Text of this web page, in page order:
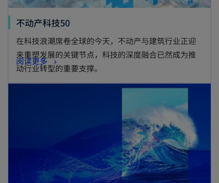
不动产科技50
在科技浪潮席卷全球的今天，不动产与建筑行业正迎
来重塑发展的关键节点，科技的深度融合已然成为推
动行业转型的重要支撑。
阅读更多